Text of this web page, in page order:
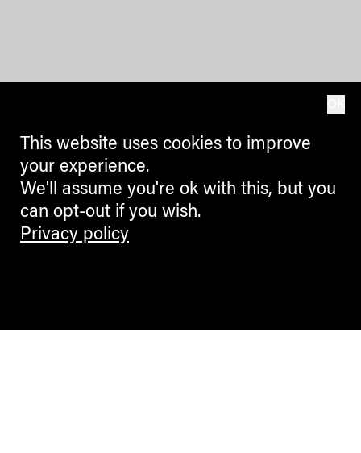
This website uses cookies to improve
your experience.
We'll assume you're ok with this, but you
can opt-out if you wish.
Privacy policy